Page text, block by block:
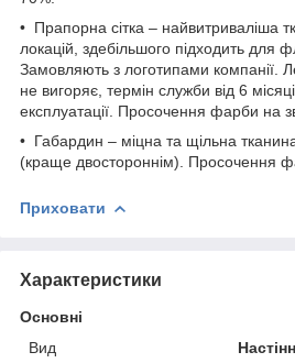
• Прапорна сітка – найвитриваліша
локацій, здебільшого підходить для
Замовляють з логотипами компанії.
не вигоряє, термін служби від 6
експлуатації. Просочення фарби на
• Габардин – міцна та щільна
(краще двостороннім). Просочення
Приховати
Характеристики
Основні
Вид